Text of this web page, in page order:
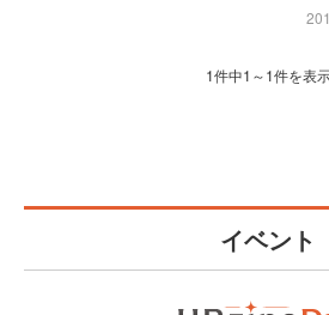
1件中1～1件を表
イベント